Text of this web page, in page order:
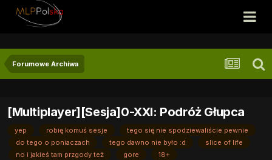
Forumowe Archiwa
[Multiplayer][Sesja]0-XXI: Podróż Głupca
yep robię komuś sesje
tego się nie spodziewaliście pewnie
do tego o poniaczach
tego dawno nie było :d
slice of life
no i jakieś tam przgody też
gore
18+